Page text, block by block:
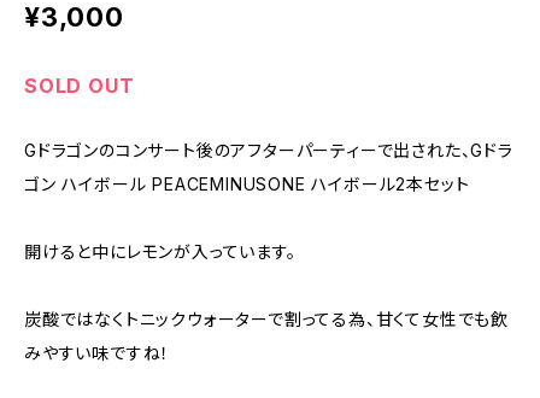
¥3,000
SOLD OUT
Gドラゴンのコンサート後のアフターパーティーで出された、Gドラ
ゴン ハイボール PEACEMINUSONE ハイボール2本セット
開けると中にレモンが入っています。
炭酸ではなくトニックウォーターで割ってる為、甘くて女性でも飲
みやすい味ですね！